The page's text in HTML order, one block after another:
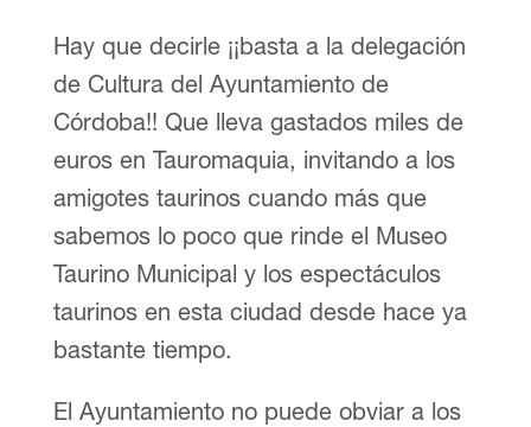
Hay que decirle ¡¡basta a la delegación
de Cultura del Ayuntamiento de
Córdoba!! Que lleva gastados miles de
euros en Tauromaquia, invitando a los
amigotes taurinos cuando más que
sabemos lo poco que rinde el Museo
Taurino Municipal y los espectáculos
taurinos en esta ciudad desde hace ya
bastante tiempo.
El Ayuntamiento no puede obviar a los